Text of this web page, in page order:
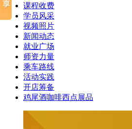
课程收费
学员风采
视频照片
新闻动态
就业广场
师资力量
乘车路线
活动实践
开店筹备
鸡尾酒咖啡西点展品